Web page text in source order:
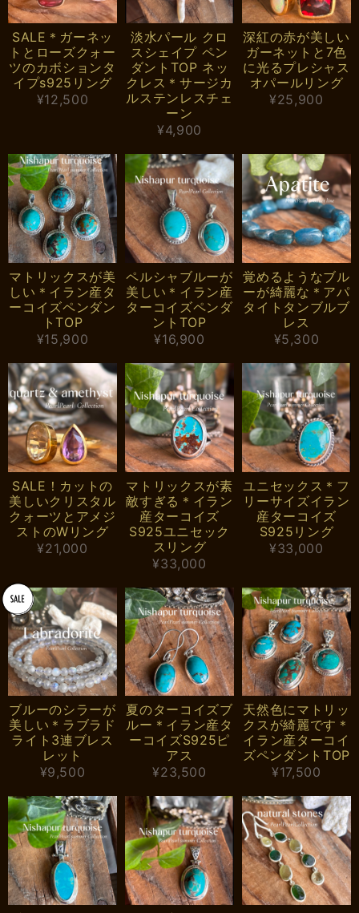
SALE＊ガーネッ
トとローズクォー
ツのカボションタ
イプs925リング
¥12,500
淡水パール クロ
スシェイプ ペン
ダントTOP ネッ
クレス＊サージカ
ルステンレスチェ
ーン
¥4,900
深紅の赤が美しい
ガーネットと7色
に光るプレシャス
オパールリング
¥25,900
マトリックスが美
しい＊イラン産タ
ーコイズペンダン
トTOP
¥15,900
ペルシャブルーが
美しい＊イラン産
ターコイズペンダ
ントTOP
¥16,900
覚めるようなブル
ーが綺麗な＊アパ
タイトタンブルブ
レス
¥5,300
SALE！カットの
美しいクリスタル
クォーツとアメジ
ストのWリング
¥21,000
マトリックスが素
敵すぎる＊イラン
産ターコイズ
S925ユニセック
スリング
¥33,000
ユニセックス＊フ
リーサイズイラン
産ターコイズ
S925リング
¥33,000
ブルーのシラーが
美しい＊ラブラド
ライト3連ブレス
レット
¥9,500
夏のターコイズブ
ルー＊イラン産タ
ーコイズS925ピ
アス
¥23,500
天然色にマトリッ
クスが綺麗です＊
イラン産ターコイ
ズペンダントTOP
¥17,500